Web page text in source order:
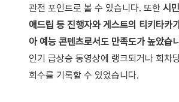
관전 포인트로 볼 수 있습니다. 또한 시
애드립 등 진행자와 게스트의 티키타카
아 예능 콘텐츠로서도 만족도가 높았습
인기 급상승 동영상에 랭크되거나 회차
회수를 기록할 수 있었습니다.